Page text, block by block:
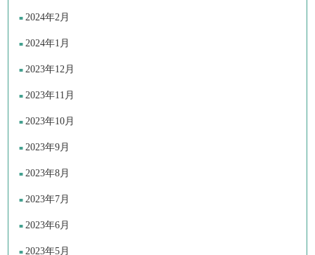
2024年2月
2024年1月
2023年12月
2023年11月
2023年10月
2023年9月
2023年8月
2023年7月
2023年6月
2023年5月